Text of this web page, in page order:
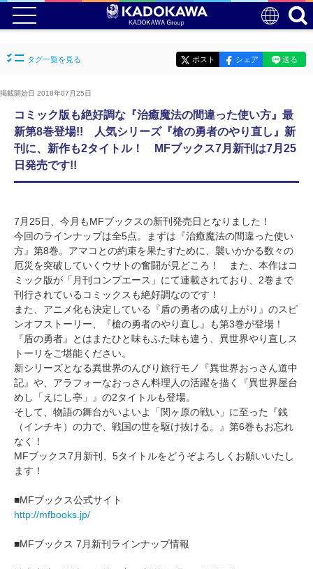
タグ一覧を見る ポスト シェア 送る
掲載開始日 2018年07月25日
コミック版も絶好調な『治癒魔法の間違った使い方』最
新第8巻登場!! 人気シリーズ『槍の勇者のやり直し』新
刊に、新作も2タイトル！ MFブックス7月新刊は7月25
日発売です!!
7月25日、今月もMFブックスの新刊発売日となりました！
今回のラインナップは全5点。まずは『治癒魔法の間違った使い
方』第8巻。アマコとの約束を果たすために、襲いかかる数々の
厄災を突破していくウサトの奮闘が見どころ！ また、本作はコ
ミック版が「月刊コンプエース」にて連載されており、2巻まで
刊行されているコミックスも絶好調なのです！
また、アニメ化も決定している『盾の勇者の成り上がり』のスピ
ンオフストーリー、『槍の勇者のやり直し』も第3巻が登場！
『盾の勇者』とはまたひと味もふた味も違う、異世界やり直しス
トーリをご堪能ください。
新シリーズとなる異世界のんびり旅行モノ『異世界おっさん道中
記』や、アラフォーなおっさん料理人の活躍を描く『異世界屋台
めし「えにし亭」』の2タイトルも登場。
そして、物語の舞台がいよいよ「関ヶ原の戦い」に至った『銭
（インチキ）の力で、戦国の世を駆け抜ける。』第6巻もお忘れ
なく！
MFブックス7月新刊、5タイトルをどうぞよろしくお願いいたし
ます！
■MFブックス公式サイト
http://mfbooks.jp/
■MFブックス 7月新刊ラインナップ情報